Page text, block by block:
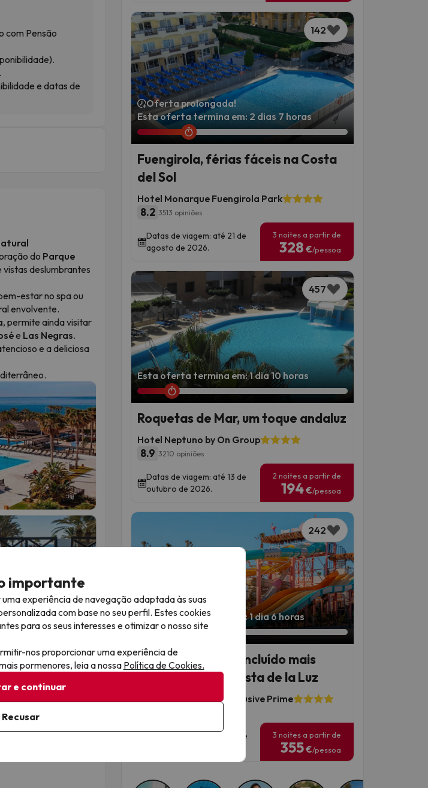
com Pensão
e datas de
do Parque
vistas deslumbrantes
estar no spa ou
envolvente.
, permite ainda visitar
e Las Negras.
e a deliciosa
142
Oferta prolongada!
Esta oferta termina em: 2 dias 7 horas
Fuengirola, férias fáceis na Costa
del Sol
Hotel Monarque Fuengirola Park
8.2 3513 opiniões
Datas de viagem: até 21 de
agosto de 2026.
3 noites a partir de
328 €/pessoa
457
Esta oferta termina em: 1 dia 10 horas
Roquetas de Mar, um toque andaluz
Hotel Neptuno by On Group
8.9 3210 opiniões
Datas de viagem: até 13 de
outubro de 2026.
2 noites a partir de
194€/pessoa
242
Esta oferta termina em: 1 dia 6 horas
O hotel com tudo incluído mais
revigorante da Costa de la Luz
ON City Resort - All Inclusive Prime
Datas de viagem: até 10 de
3 noites a partir de
355€/pessoa
importante
experiência de navegação adaptada às suas
com base no seu perfil. Estes cookies
para os seus interesses e otimizar o nosso site
nos proporcionar uma experiência de
pormenores, leia a nossa Política de Cookies.
e continuar
Recusar